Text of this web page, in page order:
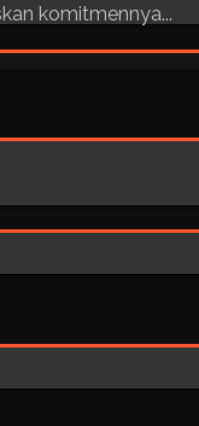
komitmennya...